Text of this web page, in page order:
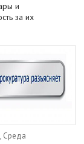
и
за их
Среда